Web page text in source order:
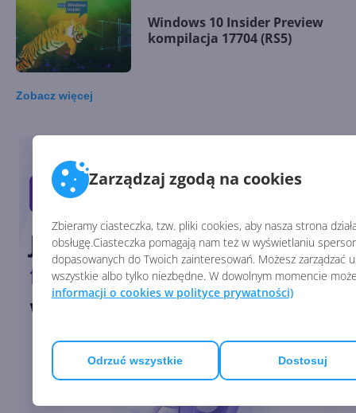
Zarządzaj zgodą na cookies
Zbieramy ciasteczka, tzw. pliki cookies, aby nasza strona
obsługę.Ciasteczka pomagają nam też w wyświetlaniu
dopasowanych do Twoich zainteresowań. Możesz zarządzać
wszystkie albo tylko niezbędne. W dowolnym momencie
informacji o cookies w polityce prywatności)
Odrzuć wszystkie Dostosuj
Windows 10 Insider Preview
kompilacja 17704 (RS5)
kompilacja 17692 (RS5)
Windows 10 Insider Preview
kompilacja 17682 (RS5)
kompilacja 17677 (RS5)
Zobacz więcej